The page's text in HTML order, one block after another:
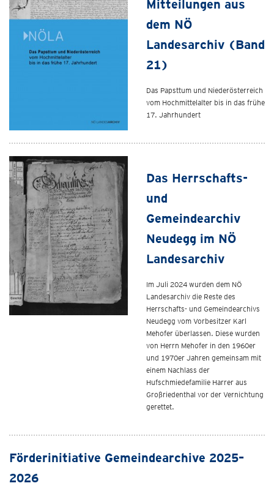
Mitteilungen aus
dem NÖ
Landesarchiv (Band
21)
Das Papsttum und Niederösterreich
vom Hochmittelalter bis in das frühe
17. Jahrhundert
Das Herrschafts-
und
Gemeindearchiv
Neudegg im NÖ
Landesarchiv
Im Juli 2024 wurden dem NÖ
Landesarchiv die Reste des
Herrschafts- und Gemeindearchivs
Neudegg vom Vorbesitzer Karl
Mehofer überlassen. Diese wurden
von Herrn Mehofer in den 1960er
und 1970er Jahren gemeinsam mit
einem Nachlass der
Hufschmiedefamilie Harrer aus
Großriedenthal vor der Vernichtung
gerettet.
Förderinitiative Gemeindearchive 2025–
2026